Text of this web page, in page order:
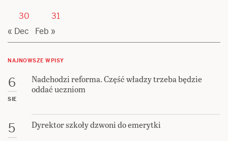
30
31
« Dec
Feb »
NAJNOWSZE WPISY
6
SIE
Nadchodzi reforma. Część władzy trzeba będzie
oddać uczniom
5 Dyrektor szkoły dzwoni do emerytki